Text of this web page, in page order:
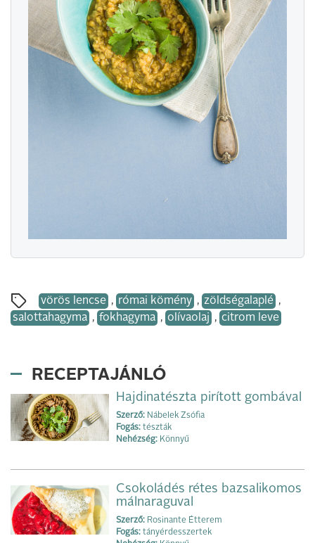
vörös lencse , római kömény , zöldségalaplé ,
salottahagyma , fokhagyma , olívaolaj , citrom leve
RECEPTAJÁNLÓ
Hajdinatészta pirított gombával
Szerző: Nábelek Zsófia
Fogás: tészták
Nehézség: Könnyű
Csokoládés rétes bazsalikomos
málnaraguval
Szerző: Rosinante Étterem
Fogás: tányérdesszertek